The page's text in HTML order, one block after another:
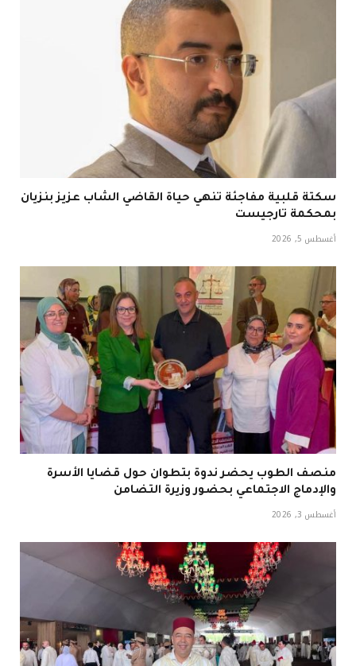
سكتة قلبية مفاجئة تنهي حياة القاضي الشاب عزيز بنزيان
بمحكمة تارجيست
أغسطس 5, 2026
منصف الطوب يحضر ندوة بتطوان حول قضايا الأسرة
والإدماج الاجتماعي بحضور وزيرة التضامن
أغسطس 3, 2026